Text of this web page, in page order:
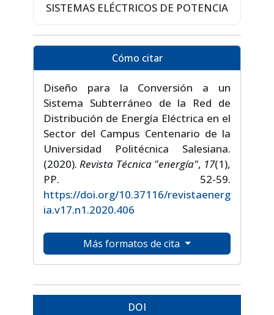
SISTEMAS ELÉCTRICOS DE POTENCIA
Cómo citar
Diseño para la Conversión a un
Sistema Subterráneo de la Red de
Distribución de Energía Eléctrica en el
Sector del Campus Centenario de la
Universidad Politécnica Salesiana.
(2020).Revista Técnica "energía", 17(1),
PP. 52-59.
https://doi.org/10.37116/revistaenerg
ia.v17.n1.2020.406
Más formatos de cita
DOI